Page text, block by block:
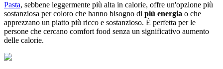
Pasta, sebbene leggermente più alta in calorie, offre un'opzione più
sostanziosa per coloro che hanno bisogno di più energia o che
apprezzano un piatto più ricco e sostanzioso. È perfetta per le
persone che cercano comfort food senza un significativo aumento
delle calorie.